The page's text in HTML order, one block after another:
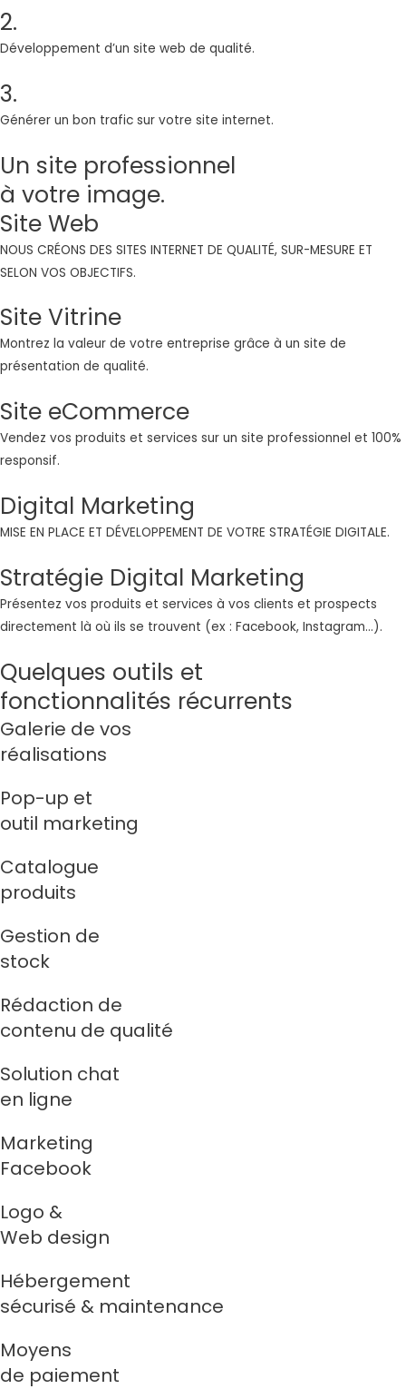
2.
Développement d’un site web de qualité.
3.
Générer un bon trafic sur votre site internet.
Un site professionnel
à votre image.
Site Web
NOUS CRÉONS DES SITES INTERNET DE QUALITÉ, SUR-MESURE ET
SELON VOS OBJECTIFS.
Site Vitrine
Montrez la valeur de votre entreprise grâce à un site de
présentation de qualité.
Site eCommerce
Vendez vos produits et services sur un site professionnel et 100%
responsif.
Digital Marketing
MISE EN PLACE ET DÉVELOPPEMENT DE VOTRE STRATÉGIE DIGITALE.
Stratégie Digital Marketing
Présentez vos produits et services à vos clients et prospects
directement là où ils se trouvent (ex : Facebook, Instagram…).
Quelques outils et
fonctionnalités récurrents
Galerie de vos
réalisations
Pop-up et
outil marketing
Catalogue
produits
Gestion de
stock
Rédaction de
contenu de qualité
Solution chat
en ligne
Marketing
Facebook
Logo &
Web design
Hébergement
sécurisé & maintenance
Moyens
de paiement